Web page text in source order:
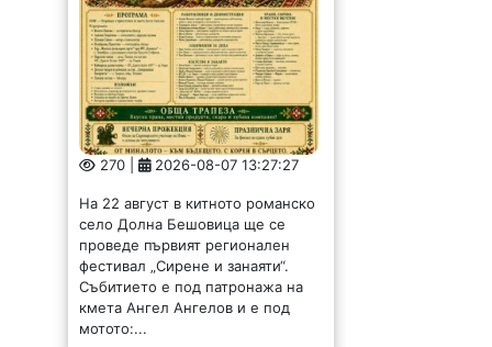
270 | 2026-08-07 13:27:27
На 22 август в китното романско
село Долна Бешовица ще се
проведе първият регионален
фестивал „Сирене и занаяти“.
Събитието е под патронажа на
кмета Ангел Ангелов и е под
мотото:...